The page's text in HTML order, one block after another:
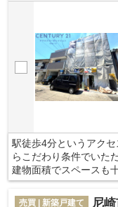
駅徒歩4分というアク
らこだわり条件でいた
建物面積でスペースも
も荷物を受け取れます
さい。お住まいが変わ
売買 | 新築戸建て 尼